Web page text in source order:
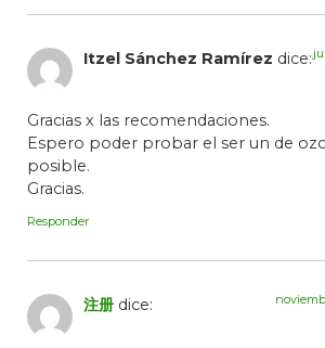
Itzel Sánchez Ramírez dice:
Gracias x las recomendaciones.
Espero poder probar el ser un de
posible.
Gracias.
Responder
注册 dice: